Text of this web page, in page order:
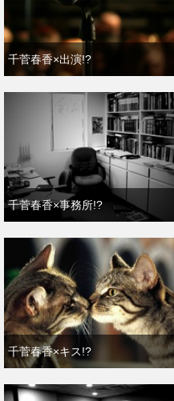
千菅春香×出演!?
千菅春香×事務所!?
千菅春香×キス!?